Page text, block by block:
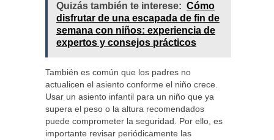
Quizás también te interese: Cómo
disfrutar de una escapada de fin de
semana con niños: experiencia de
expertos y consejos prácticos
También es común que los padres no
actualicen el asiento conforme el niño crece.
Usar un asiento infantil para un niño que ya
supera el peso o la altura recomendados
puede comprometer la seguridad. Por ello, es
importante revisar periódicamente las